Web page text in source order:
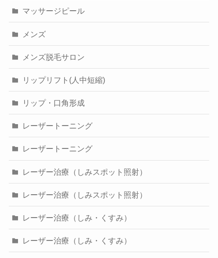
マッサージピール
メンズ
メンズ脱毛サロン
リップリフト(人中短縮)
リップ・口角形成
レーザートーニング
レーザートーニング
レーザー治療（しみスポット照射）
レーザー治療（しみスポット照射）
レーザー治療（しみ・くすみ）
レーザー治療（しみ・くすみ）